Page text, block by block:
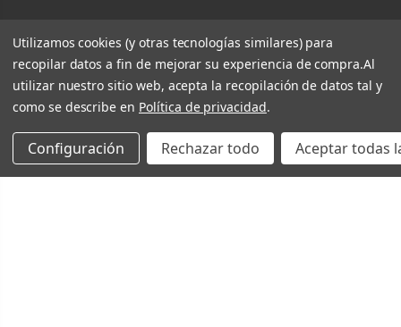
Utilizamos cookies (y otras tecnologías similares) para
recopilar datos a fin de mejorar su experiencia de compra.Al
utilizar nuestro sitio web, acepta la recopilación de datos tal y
como se describe en Política de privacidad.
Configuración Rechazar todo Aceptar todas